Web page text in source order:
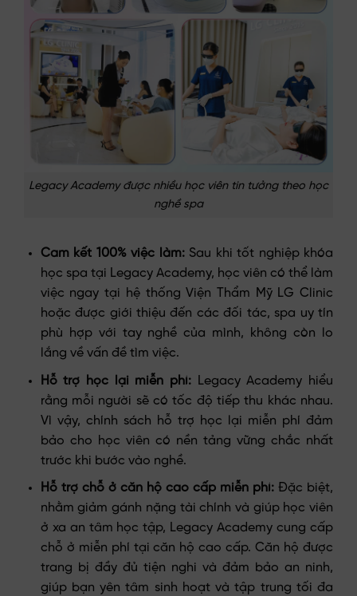
Legacy Academy được nhiều học viên tin tưởng theo học
nghề spa
Cam kết 100% việc làm:Sau khi tốt nghiệp khóa
học spa tại Legacy Academy, học viên có thể làm
việc ngay tại hệ thống Viện Thẩm Mỹ LG Clinic
hoặc được giới thiệu đến các đối tác, spa uy tín
phù hợp với tay nghề của mình, không còn lo
lắng về vấn đề tìm việc.
Hỗ trợ học lại miễn phí: Legacy Academy hiểu
rằng mỗi người sẽ có tốc độ tiếp thu khác nhau.
Vì vậy, chính sách hỗ trợ học lại miễn phí đảm
bảo cho học viên có nền tảng vững chắc nhất
trước khi bước vào nghề.
Hỗ trợ chỗ ở căn hộ cao cấp miễn phí:Đặc biệt,
nhằm giảm gánh nặng tài chính và giúp học viên
ở xa an tâm học tập, Legacy Academy cung cấp
chỗ ở miễn phí tại căn hộ cao cấp. Căn hộ được
trang bị đầy đủ tiện nghi và đảm bảo an ninh,
giúp bạn yên tâm sinh hoạt và tập trung tối đa